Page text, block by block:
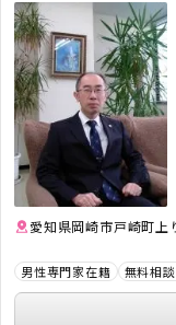
愛知県岡崎市戸崎町
男性専門家在籍 無料相